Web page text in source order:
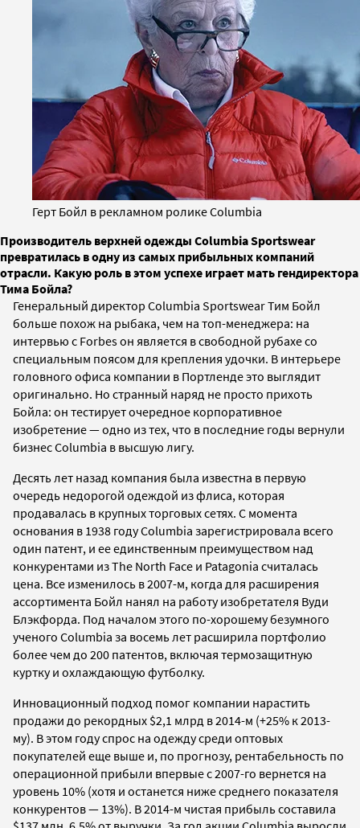
Герт Бойл в рекламном ролике Columbia
Производитель верхней одежды Columbia Sportswear
превратилась в одну из самых прибыльных компаний
отрасли. Какую роль в этом успехе играет мать гендиректора
Тима Бойла?
Генеральный директор Columbia Sportswear Тим Бойл
больше похож на рыбака, чем на топ-менеджера: на
интервью с Forbesон является в свободной рубахе со
специальным поясом для крепления удочки. В интерьере
головного офиса компании в Портленде это выглядит
оригинально. Но странный наряд не просто прихоть
Бойла: он тестирует очередное корпоративное
изобретение— одно из тех, что в последние годы вернули
бизнес Columbia в высшую лигу.
Десять лет назад компания была известна в первую
очередь недорогой одеждой из флиса, которая
продавалась в крупных торговых сетях. С момента
основания в 1938 году Columbia зарегистрировала всего
один патент, и ее единственным преимуществом над
конкурентами из The North Face и Patagonia считалась
цена. Все изменилось в 2007-м, когда для расширения
ассортимента Бойл нанял на работу изобретателя Вуди
Блэкфорда. Под началом этого по-хорошему безумного
ученого Columbia за восемь лет расширила портфолио
более чем до 200 патентов, включая термозащитную
куртку и охлаждающую футболку.
Инновационный подход помог компании нарастить
продажи до рекордных $2,1 млрд в 2014-м (+25% к 2013-
му). В этом году спрос на одежду среди оптовых
покупателей еще выше и, по прогнозу, рентабельность по
операционной прибыли впервые с 2007-го вернется на
уровень 10% (хотя и останется ниже среднего показателя
конкурентов— 13%). В 2014-м чистая прибыль составила